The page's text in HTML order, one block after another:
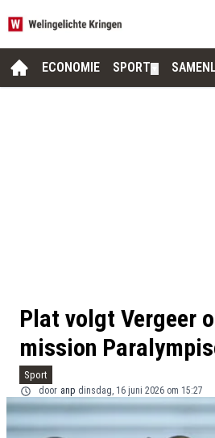
ECONOMIE SPORT
Plat volgt Vergeer
mission
Sport
door anp dinsdag, 16 juni 2026 om 15:27